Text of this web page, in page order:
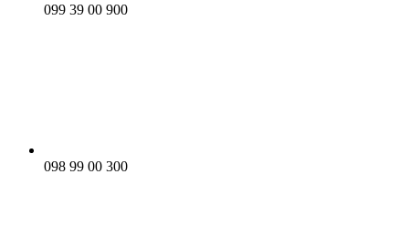
099 39 00 900
098 99 00 300